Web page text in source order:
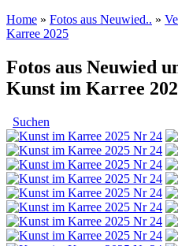
Home » Fotos aus Neuwied.. »
Karree 2025
Fotos aus Neuwied
Kunst im Karree
Suchen